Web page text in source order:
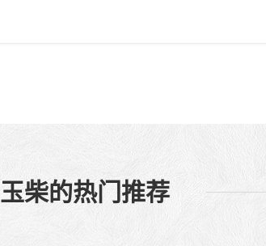
玉柴的热门推荐